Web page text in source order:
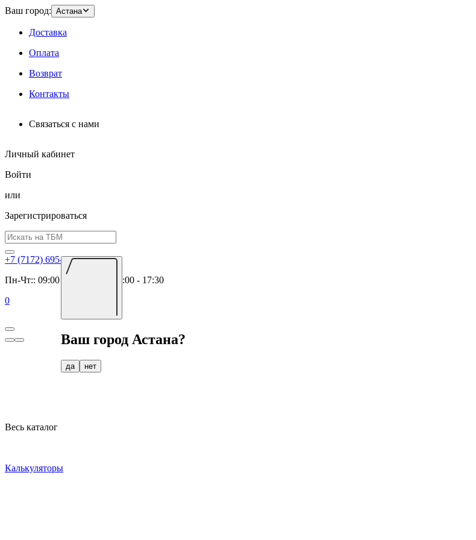
Ваш город: Астана
Доставка
Оплата
Возврат
Контакты
Связаться с нами
Личный кабинет
Войти
или
Зарегистрироваться
+7 (7172) 695-026
Пн-Чт:: 09:00 - 18:00, Пт:: 09:00 - 17:30
0
Весь каталог
Калькуляторы
Ваш город Астана?
да нет